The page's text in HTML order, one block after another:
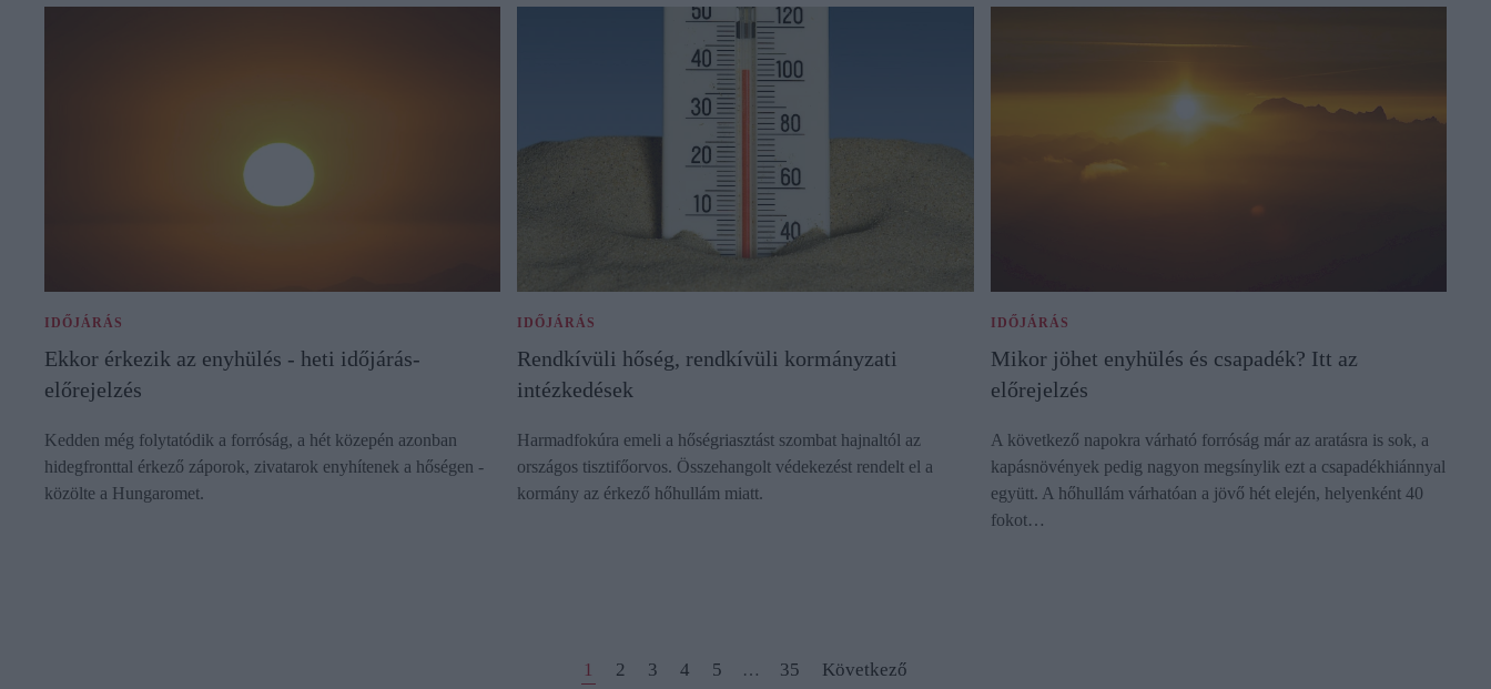
IDŐJÁRÁS
Ekkor érkezik az enyhülés - heti időjárás-
előrejelzés
Kedden még folytatódik a forróság, a hét közepén azonban
hidegfronttal érkező záporok, zivatarok enyhítenek a hőségen -
közölte a Hungaromet.
IDŐJÁRÁS
Rendkívüli hőség, rendkívüli kormányzati
intézkedések
Harmadfokúra emeli a hőségriasztást szombat hajnaltól az
országos tisztifőorvos. Összehangolt védekezést rendelt el a
kormány az érkező hőhullám miatt.
IDŐJÁRÁS
Mikor jöhet enyhülés és csapadék? Itt az
előrejelzés
A következő napokra várható forróság már az aratásra is sok, a
kapásnövények pedig nagyon megsínylik ezt a csapadékhiánnyal
együtt. A hőhullám várhatóan a jövő hét elején, helyenként 40
fokot…
1 2 3 4 5 … 35 Következő